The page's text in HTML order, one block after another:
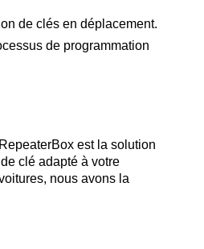
de clés en déplacement.
de programmation
est la solution
clé adapté à votre
nous avons la